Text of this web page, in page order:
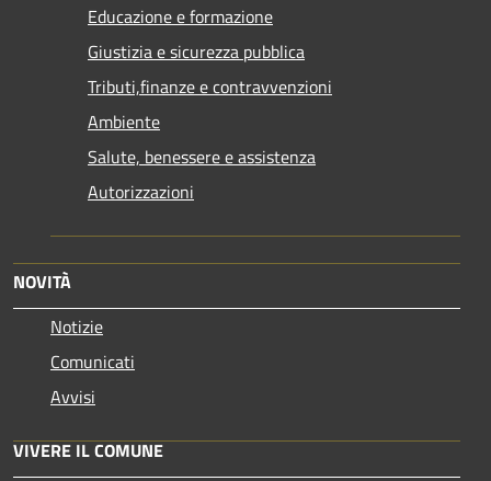
Educazione e formazione
Giustizia e sicurezza pubblica
Tributi,finanze e contravvenzioni
Ambiente
Salute, benessere e assistenza
Autorizzazioni
NOVITÀ
Notizie
Comunicati
Avvisi
VIVERE IL COMUNE